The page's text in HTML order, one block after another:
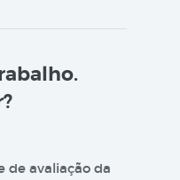
de avaliação da